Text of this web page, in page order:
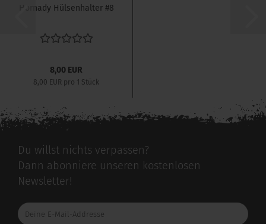
Hornady Hülsenhalter #8
8,00 EUR
8,00 EUR pro 1 Stück
Du willst nichts verpassen?
Dann abonniere unseren kostenlosen
Newsletter!
Deine
E-